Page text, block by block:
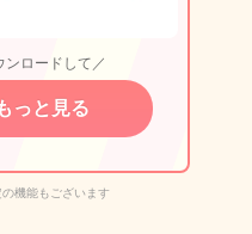
ンロードして／
っと見る
機能もございます